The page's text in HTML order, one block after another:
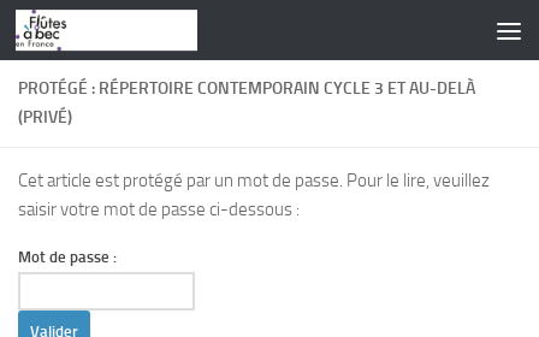
Skip to content
PROTÉGÉ : RÉPERTOIRE CONTEMPORAIN CYCLE 3 ET AU-DELÀ
(PRIVÉ)
Cet article est protégé par un mot de passe. Pour le lire, veuillez
saisir votre mot de passe ci-dessous :
Mot de passe :